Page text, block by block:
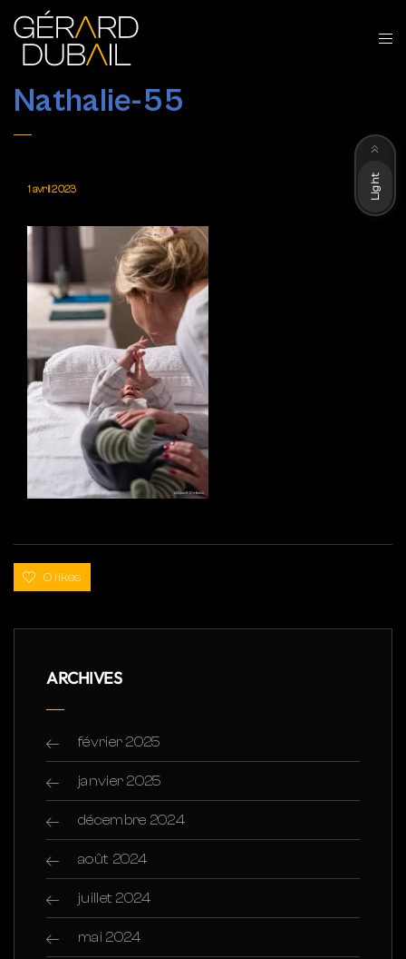
Nathalie-55
1 avril 2023
0 likes
ARCHIVES
février 2025
janvier 2025
décembre 2024
août 2024
juillet 2024
mai 2024
Light
Dark